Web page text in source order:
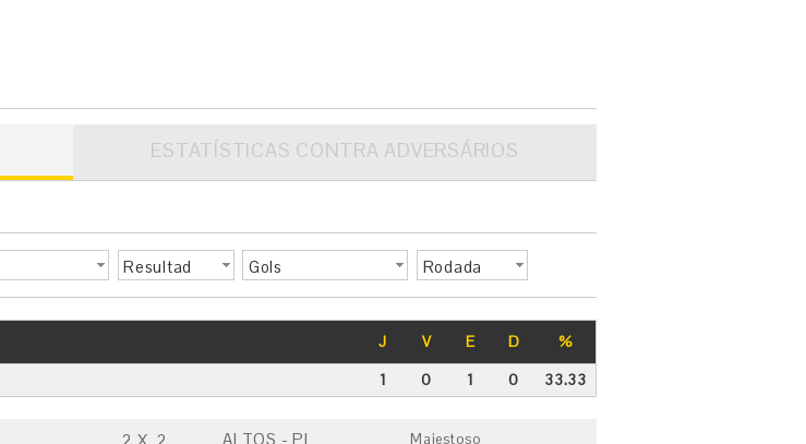
ESTATÍSTICAS CONTRA ADVERSÁRIOS
Resultad
Gols Rodada
J V E D
%
1
0 1 0 33.33
ALTOS - PI Majestoso